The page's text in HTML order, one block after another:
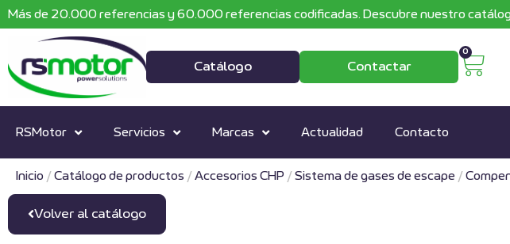
Más de 20.000 referencias y 60.000 referencias codificadas. Descubre nuestro
Catálogo Contactar
0
RSMotor Servicios Marcas Actualidad Contacto
Inicio / Catálogo de productos / Accesorios CHP / Sistema de gases de escape /
Volver al catálogo